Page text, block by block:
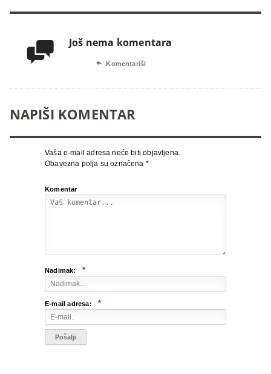
 Još nema komentara
 Komentariši
NAPIŠI KOMENTAR
Vaša e-mail adresa neće biti objavljena.
Obavezna polja su označena *
Komentar
Nadimak: *
E-mail adresa: *